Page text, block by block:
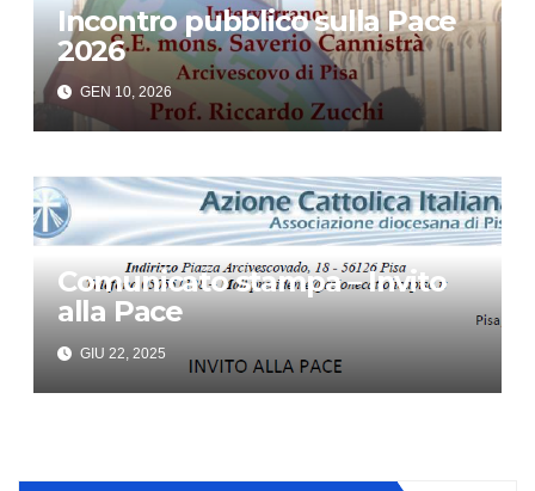
Incontro pubblico sulla Pace
2026
GEN 10, 2026
Comunicato stampa – Invito
alla Pace
GIU 22, 2025